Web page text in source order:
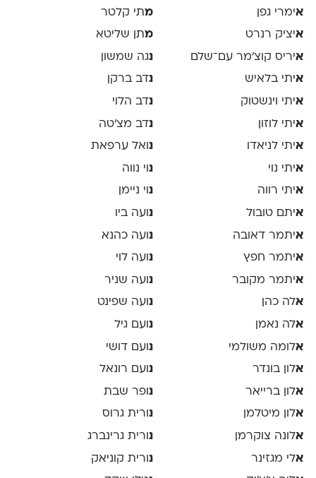
אימרי גפן
איציק רנרט
איריס קוצ׳מר עם־שלם
איתי בלאיש
איתי וינשטוק
איתי לוזון
איתי לניאדו
איתי נוי
איתי רווה
איתם טובול
איתמר דאובה
איתמר חפץ
איתמר מקובר
אלה כהן
אלה נאמן
אלומה משולמי
אלון בונדר
אלון ברייאר
אלון מיטלמן
אלונה צוקרמן
אלי מגזינר
מתי קלטר
מתן שליטא
נגה שמשון
נדב ברקן
נדב הלוי
נדב מצ׳טה
נואל ערפאת
נ וי נווה
נוי ניימן
נ ועה ביו
נ ועה כהנא
נועה לוי
נ ועה שניר
נועה שפינט
נ ועם גיל
נ ועם דושי
נועם רונאל
נ ופר שבת
נורית גרוס
נ ורית גרינברג
נורית קוניאק